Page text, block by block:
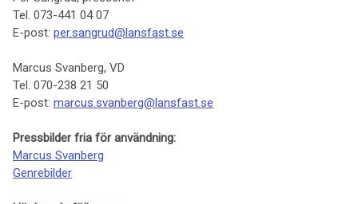
Tel. 073-441 04 07
E-post: per.sangrud@lansfast.se
Marcus Svanberg, VD
Tel. 070-238 21 50
E-post: marcus.svanberg@lansfast.se
Pressbilder fria för användning:
Marcus Svanberg
Genrebilder